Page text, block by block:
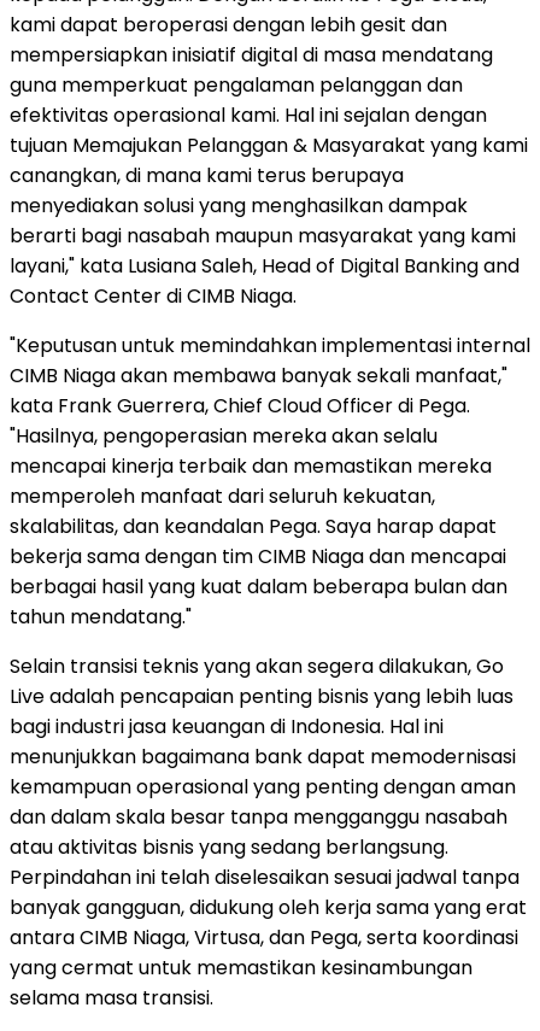
kami dapat beroperasi dengan lebih gesit dan
mempersiapkan inisiatif digital di masa mendatang
guna memperkuat pengalaman pelanggan dan
efektivitas operasional kami. Hal ini sejalan dengan
tujuan Memajukan Pelanggan & Masyarakat yang kami
canangkan, di mana kami terus berupaya
menyediakan solusi yang menghasilkan dampak
berarti bagi nasabah maupun masyarakat yang kami
layani," kata Lusiana Saleh, Head of Digital Banking and
Contact Center di CIMB Niaga.
"Keputusan untuk memindahkan implementasi internal
CIMB Niaga akan membawa banyak sekali manfaat,"
kata Frank Guerrera, Chief Cloud Officer di Pega.
"Hasilnya, pengoperasian mereka akan selalu
mencapai kinerja terbaik dan memastikan mereka
memperoleh manfaat dari seluruh kekuatan,
skalabilitas, dan keandalan Pega. Saya harap dapat
bekerja sama dengan tim CIMB Niaga dan mencapai
berbagai hasil yang kuat dalam beberapa bulan dan
tahun mendatang."
Selain transisi teknis yang akan segera dilakukan, Go
Live adalah pencapaian penting bisnis yang lebih luas
bagi industri jasa keuangan di Indonesia. Hal ini
menunjukkan bagaimana bank dapat memodernisasi
kemampuan operasional yang penting dengan aman
dan dalam skala besar tanpa mengganggu nasabah
atau aktivitas bisnis yang sedang berlangsung.
Perpindahan ini telah diselesaikan sesuai jadwal tanpa
banyak gangguan, didukung oleh kerja sama yang erat
antara CIMB Niaga, Virtusa, dan Pega, serta koordinasi
yang cermat untuk memastikan kesinambungan
selama masa transisi.